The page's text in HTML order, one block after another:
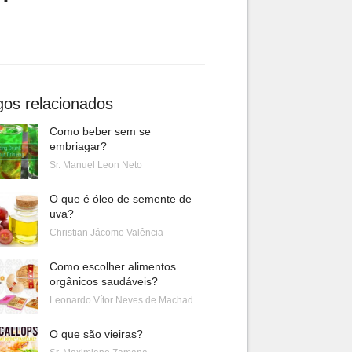
relacionados
Como beber sem se
embriagar?
Sr. Manuel Leon Neto
O que é óleo de semente de
uva?
Christian Jácomo Valência
Como escolher alimentos
orgânicos saudáveis?
Leonardo Vítor Neves de Machad
O que são vieiras?